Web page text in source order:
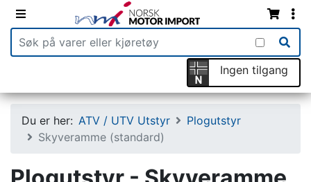
Ingen tilgang
Du er her: ATV / UTV Utstyr
Plogutstyr
Skyveramme (standard)